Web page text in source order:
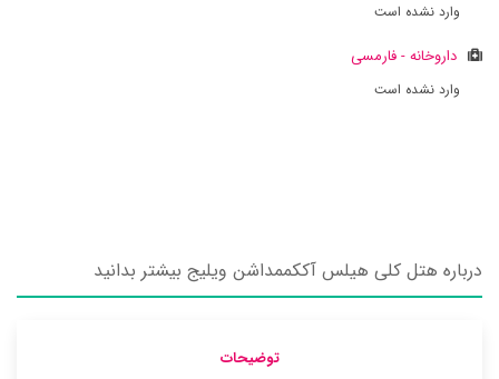
وارد نشده است
داروخانه - فارمسی
وارد نشده است
درباره هتل کلی هیلس آککممداشن ویلیج بیشتر بدانید
توضیحات